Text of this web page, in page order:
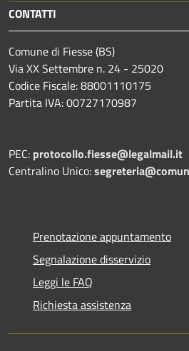
CONTATTI
Comune di Fiesse (BS)
Via XX Settembre n. 24 - 25020
Codice Fiscale: 88001110175
Partita IVA: 00727170987
PEC: protocollo.fiesse@legalmail.it
Centralino Unico:
Prenotazione appuntamento
Segnalazione disservizio
Leggi le FAQ
Richiesta assistenza